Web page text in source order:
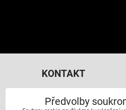
KONTAKT
AUTO PERFEKT PRAHA s.r.o.
SPOJOVACÍ 783/41
Předvolby